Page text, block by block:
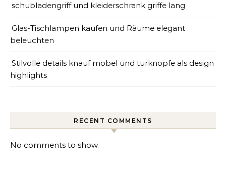
schubladengriff und kleiderschrank griffe lang
Glas-Tischlampen kaufen und Räume elegant
beleuchten
Stilvolle details knauf mobel und turknopfe als design
highlights
RECENT COMMENTS
No comments to show.